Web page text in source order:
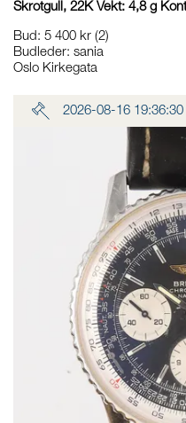
Skrotgull, 22K Vekt: 4,8 g
Bud: 5 400 kr (2)
Budleder: sania
Oslo Kirkegata
2026-08-16 19:36:30